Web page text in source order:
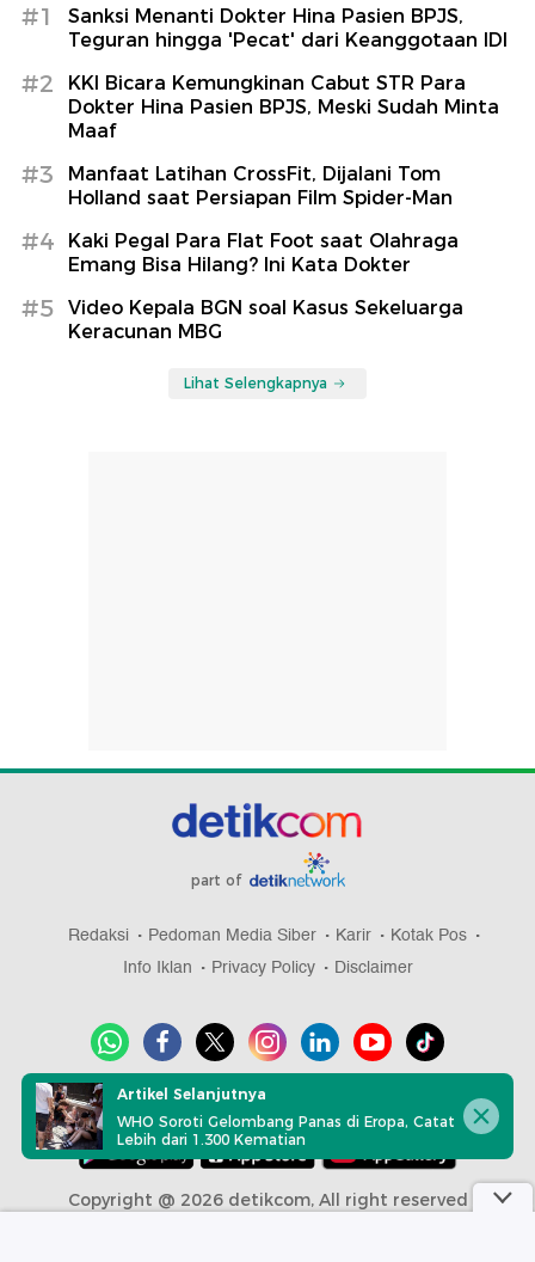
#1
Sanksi Menanti Dokter Hina Pasien BPJS,
Teguran hingga 'Pecat' dari Keanggotaan IDI
#2
KKI Bicara Kemungkinan Cabut STR Para
Dokter Hina Pasien BPJS, Meski Sudah Minta
Maaf
#3
Manfaat Latihan CrossFit, Dijalani Tom
Holland saat Persiapan Film Spider-Man
#4
Kaki Pegal Para Flat Foot saat Olahraga
Emang Bisa Hilang? Ini Kata Dokter
#5
Video Kepala BGN soal Kasus Sekeluarga
Keracunan MBG
Lihat Selengkapnya
part of
Redaksi Pedoman Media Siber Karir
Kotak Pos
Info Iklan
Privacy Policy Disclaimer
Download aplikasi detikcom
Copyright @ 2026 detikcom, All right reserved
Artikel Selanjutnya
WHO Soroti Gelombang Panas di Eropa, Catat
Lebih dari 1.300 Kematian